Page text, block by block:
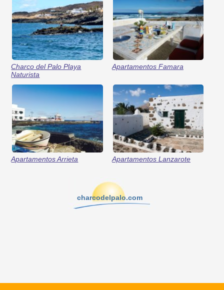
Charco del Palo Playa
Naturista
Apartamentos Famara
Apartamentos Arrieta Apartamentos Lanzarote
charcodelpalo.com